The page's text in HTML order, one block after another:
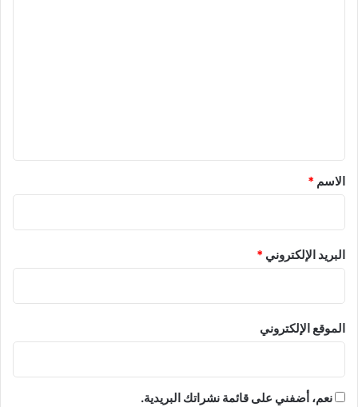
*الاسم *
البريد الإلكتروني *
الموقع الإلكتروني
نعم، أضفني على قائمة نشراتك البريدية.